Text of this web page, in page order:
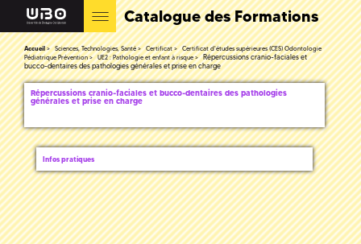
Catalogue des Formations
Accueil Sciences, Technologies, Santé Certificat
Certificat d'études supérieures (CES) Odontologie
Pédiatrique Prévention
UE2 : Pathologie et enfant à risque
Répercussions cranio-faciales et
bucco-dentaires des pathologies générales et prise en charge
Répercussions cranio-faciales et bucco-dentaires des pathologies
générales et prise en charge
Infos pratiques